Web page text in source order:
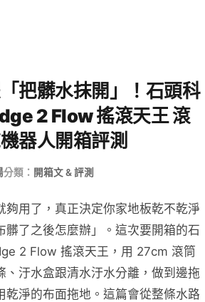
把髒水抹開」！石頭科
2 Flow 搖滾天王 滾
器人開箱評測
分類： 開箱文 & 評測
夠用了，真正決定你家地板乾不乾淨
髒了之後怎麼辦」。這次要開箱的石
2 Flow 搖滾天王，用 27cm 滾筒
、汙水盒跟清水汙水分離，做到邊拖
乾淨的布面拖地。這篇會從整條水路